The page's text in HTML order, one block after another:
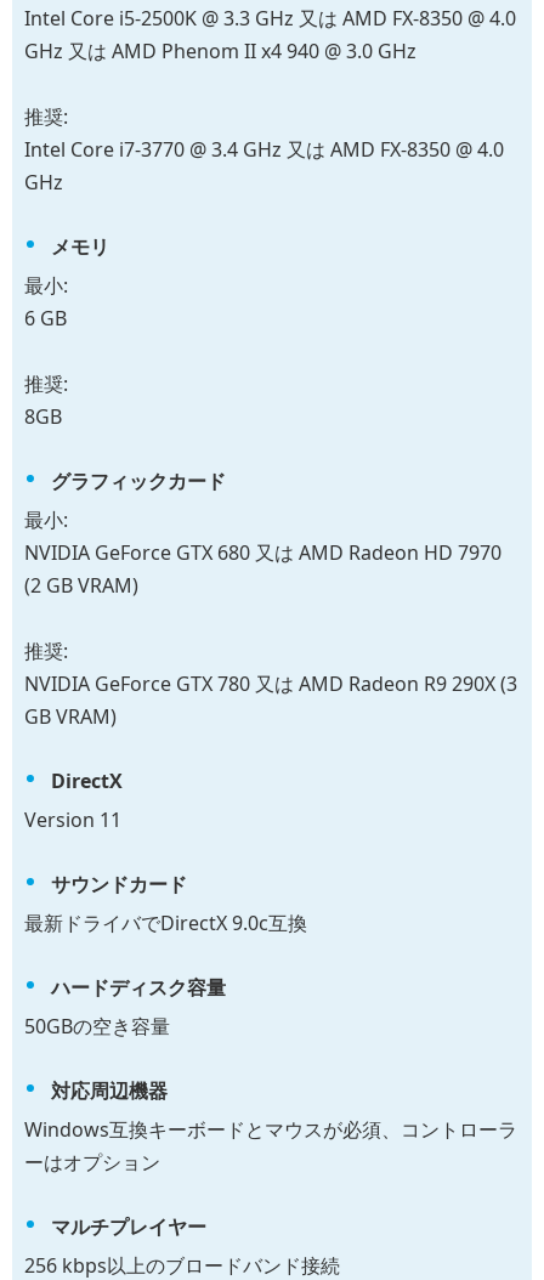
Intel Core i5-2500K @ 3.3 GHz 又は AMD FX-8350 @ 4.0
GHz 又は AMD Phenom II x4 940 @ 3.0 GHz
推奨:
Intel Core i7-3770 @ 3.4 GHz 又は AMD FX-8350 @ 4.0
GHz
メモリ
最小:
6 GB
推奨:
8GB
グラフィックカード
最小:
NVIDIA GeForce GTX 680 又は AMD Radeon HD 7970
(2 GB VRAM)
推奨:
NVIDIA GeForce GTX 780 又は AMD Radeon R9 290X (3
GB VRAM)
DirectX
Version 11
サウンドカード
最新ドライバでDirectX 9.0c互換
ハードディスク容量
50GBの空き容量
対応周辺機器
Windows互換キーボードとマウスが必須、コントローラ
ーはオプション
マルチプレイヤー
256 kbps以上のブロードバンド接続